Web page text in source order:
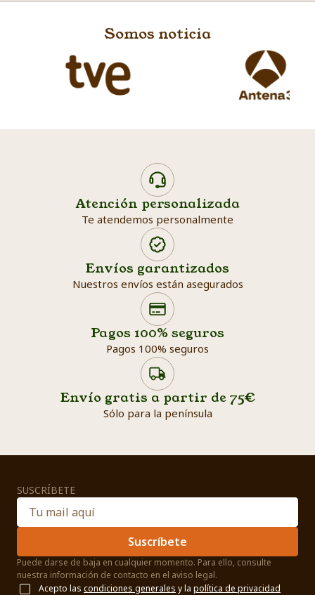
Somos noticia
Atención personalizada
Te atendemos personalmente
Envíos garantizados
Nuestros envíos están asegurados
Pagos 100% seguros
Pagos 100% seguros
Envío gratis a partir de 75€
Sólo para la península
Search products
SUSCRÍBETE
Suscríbete
Puede darse de baja en cualquier momento. Para ello, consulte
nuestra información de contacto en el aviso legal.
Acepto las condiciones generales y la política de privacidad